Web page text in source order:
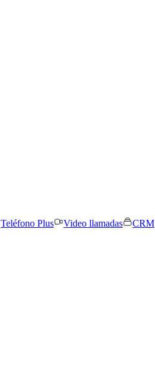
Teléfono Plus Video llamadas
CRM